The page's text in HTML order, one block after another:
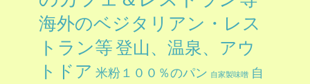
海外のベジタリアン・レス
トラン等登山、温泉、アウ
トドア 米粉１００％のパン 自家製味噌 自